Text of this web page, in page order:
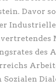
Davor
des
Sozialen